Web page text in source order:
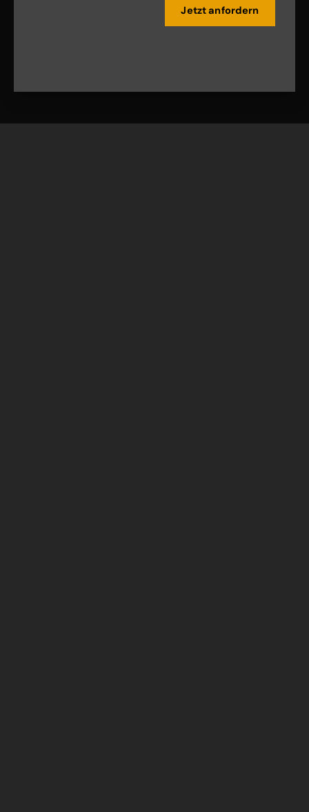
Jetzt anfordern